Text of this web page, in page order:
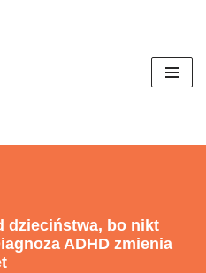
dzieciństwa, bo nikt
ADHD zmienia